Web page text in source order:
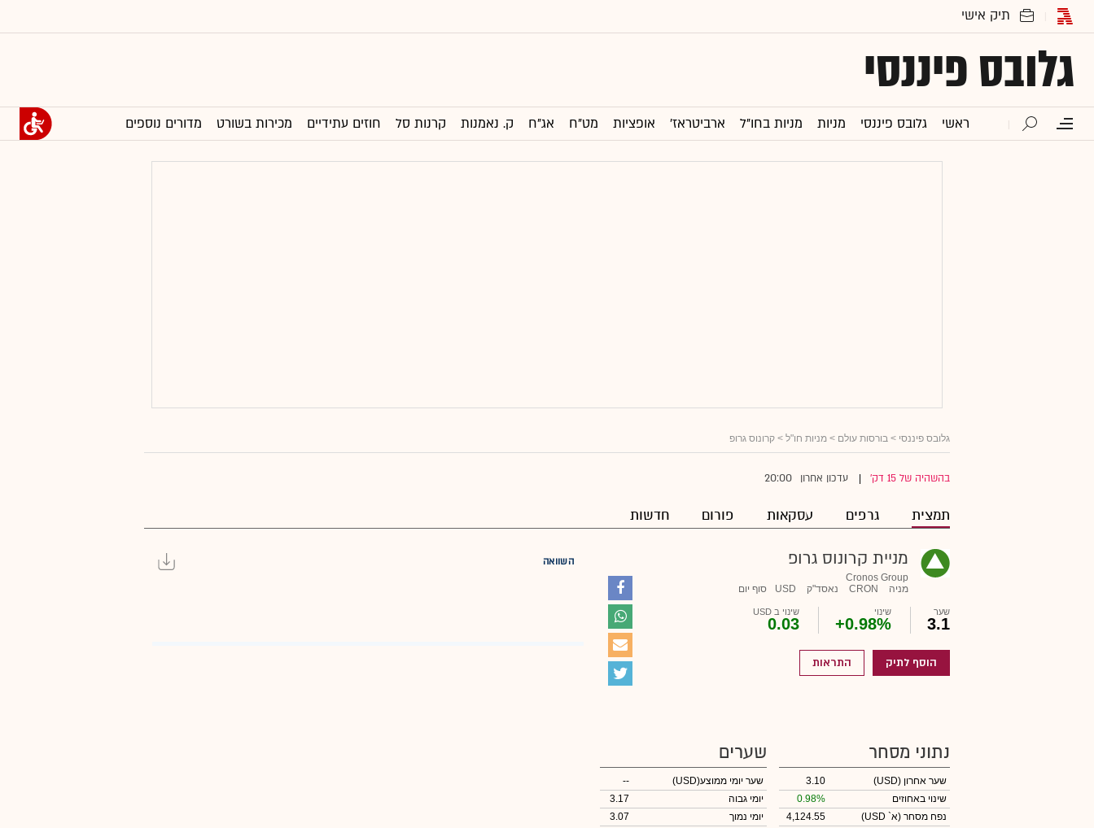
גלובס פיננסי
ראשי גלובס פיננסי מניות מניות בחו"ל ארביטראז' אופציות מט"ח אג"ח ק. נאמנות קרנות סל חוזים עתידיים מכירות בשורט מדורים נוספים
גלובס פיננסי > בורסות עולם > מניות חו"ל > קרונוס גרופ
בהשהיה של 15 דק' עדכון אחרון 20:00
תמצית גרפים עסקאות פורום חדשות
מניית קרונוס גרופ
Cronos Group
מניה
CRON נאסד"ק USD סוף יום
שער
3.1
שינוי
+0.98%
שינוי ב USD
0.03
הוסף לתיק התראות
השוואה
נתוני מסחר
שער אחרון (USD)
3.10
שינוי באחוזים
0.98%
נפח מסחר (א` USD)
4,124.55
שערים
שער יומי ממוצע(USD)
--
יומי גבוה
3.17
יומי נמוך
3.07